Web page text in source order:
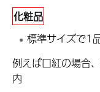
化粧品
標準サイズで1
例えば口紅の場合
内